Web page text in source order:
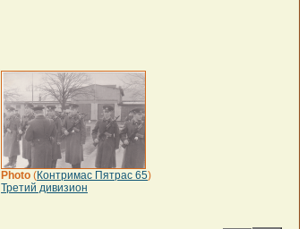
Photo (Контримас Пятрас 65)
Третий дивизион